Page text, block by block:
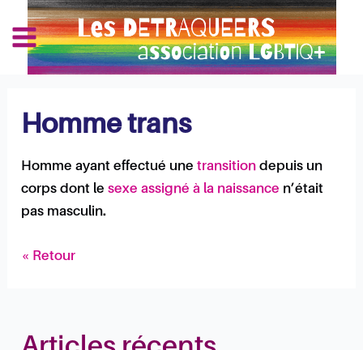
au
contenu
Main
Menu
Les Détraqueers
Homme trans
Homme ayant effectué unetransition depuis un
corps dont lesexe assigné à la naissance n’était
pas masculin.
« Retour
Navigation
des
articles